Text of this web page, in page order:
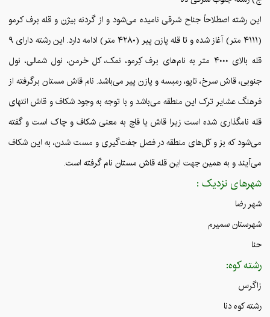
این رشته اصطلاحاً جناح شرقی نامیده می‌شود و از گردنه بیژن و قله برف کرمو
(۴۱۱۱ متر) آغاز شده و تا قله پازن پیر (۴۲۸۰ متر) ادامه دارد. این رشته دارای ۹
قله بالای ۴۰۰۰ متر به نام‌های برف کِرمو، نمک، کل خرمن، نول شمالی، نول
جنوبی، قاش سرخ، تاپو، رمبسه و پازن پیر می‌باشد. نام قاش مستان برگرفته از
فرهنگ عشایر ترک این منطقه می‌باشد و با توجه به وجود شکاف و قاش انتهای
قله نامگذاری شده است زیرا قاش یا قاچ به معنی شکاف و چاک است و گفته
می‌شود که بز و کَل‌های منطقه در فصل جفت‌گیری و مست شدن، به این شکاف
می‌آیند و به همین جهت این قله قاش مستان نام گرفته است.
شهرهای نزدیک :
شهر رضا
شهرستان سمیرم
حنا
رشته کوه:
زاگرس
رشته کوه دنا